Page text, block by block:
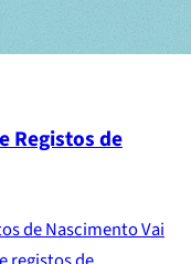
Registos de
de Nascimento Vai